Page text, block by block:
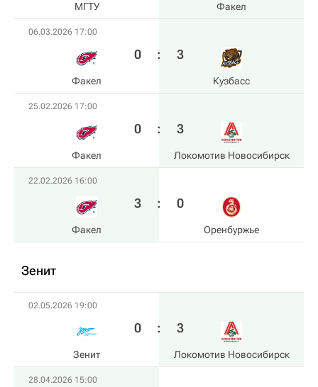
МГТУ Факел
06.03.2026 17:00
Факел
0 : 3
Кузбасс
25.02.2026 17:00
Факел
0 : 3
Локомотив Новосибирск
22.02.2026 16:00
Факел
3 : 0
Оренбуржье
Зенит
02.05.2026 19:00
Зенит
0 : 3
Локомотив Новосибирск
28.04.2026 15:00